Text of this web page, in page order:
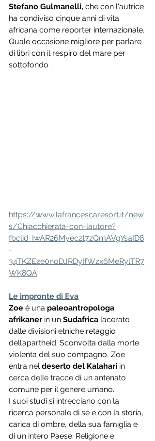
Stefano Gulmanelli, che con l'autrice
ha condiviso cinque anni di vita
africana come reporter internazionale.
Quale occasione migliore per parlare
di libri con il respiro del mare per
sottofondo .
https://www.lafrancescaresort.it/new
s/Chiacchierata-con-lautore?
fbclid=IwAR26Myeczt7zQmAVgYsaID8
-
34TKZEze0noDJRDyIfWzx6MeRylTR7
WK8QA
Le impronte di Eva
Zoe è una paleoantropologa
afrikaner in un Sudafrica lacerato
dalle divisioni etniche retaggio
dell’apartheid. Sconvolta dalla morte
violenta del suo compagno, Zoe
entra nel deserto del Kalahari in
cerca delle tracce di un antenato
comune per il genere umano.
I suoi studi si intrecciano con la
ricerca personale di sé e con la storia,
carica di ombre, della sua famiglia e
di un intero Paese. Religione e